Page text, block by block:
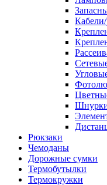
Рюкзаки
Чемоданы
Дорожные сумки
Термобутылки
Термокружки